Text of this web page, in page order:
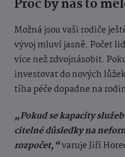
Proč by nás to
Možná jsou vaši rodiče
vývoj mluví jasně. Počet
více než zdvojnásobit.
investovat do nových
tíha péče dopadne na
„Pokud se kapacity
citelné důsledky na
rozpočet,“varuje Jiří